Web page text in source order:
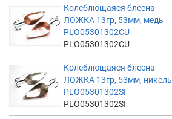
Колеблющаяся блесна
ЛОЖКА 13гр, 53мм, медь
PLO05301302CU
PLO05301302CU
Колеблющаяся блесна
ЛОЖКА 13гр, 53мм, никель
PLO05301302SI
PLO05301302SI